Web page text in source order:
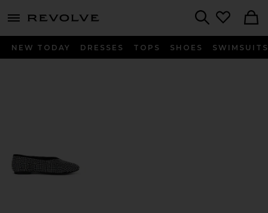
menu - shows more content
NEW TODAY DRESSES TOPS SHOES SWIMSUITS